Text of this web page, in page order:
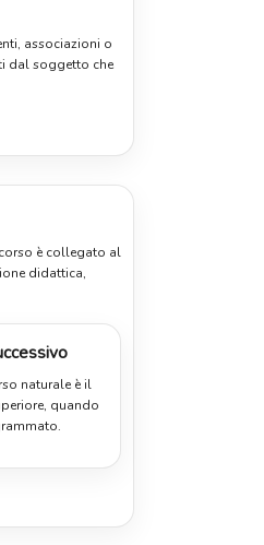
associazioni o
dal soggetto che
è collegato al
didattica,
naturale è il
quando